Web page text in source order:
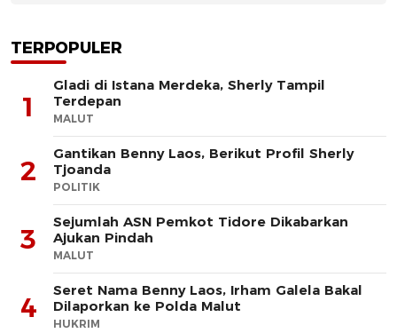
TERPOPULER
1
Gladi di Istana Merdeka, Sherly Tampil
Terdepan
MALUT
2
Gantikan Benny Laos, Berikut Profil Sherly
Tjoanda
POLITIK
3
Sejumlah ASN Pemkot Tidore Dikabarkan
Ajukan Pindah
MALUT
4
Seret Nama Benny Laos, Irham Galela Bakal
Dilaporkan ke Polda Malut
HUKRIM